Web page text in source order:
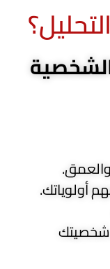
والعمق.
أولوياتك.